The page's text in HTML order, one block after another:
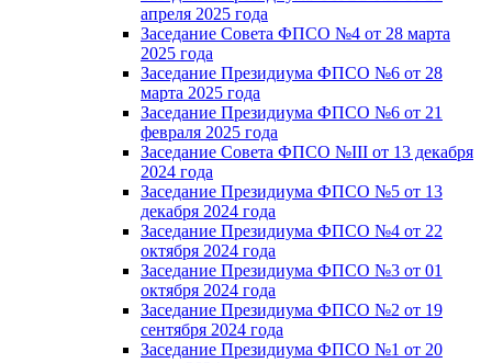
апреля 2025 года
Заседание Совета ФПСО №4 от 28 марта
2025 года
Заседание Президиума ФПСО №6 от 28
марта 2025 года
Заседание Президиума ФПСО №6 от 21
февраля 2025 года
Заседание Совета ФПСО №III от 13 декабря
2024 года
Заседание Президиума ФПСО №5 от 13
декабря 2024 года
Заседание Президиума ФПСО №4 от 22
октября 2024 года
Заседание Президиума ФПСО №3 от 01
октября 2024 года
Заседание Президиума ФПСО №2 от 19
сентября 2024 года
Заседание Президиума ФПСО №1 от 20